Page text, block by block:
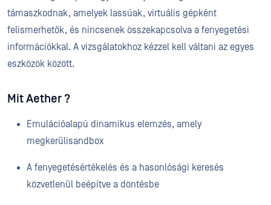
támaszkodnak, amelyek lassúak, virtuális gépként
felismerhetők, és nincsenek összekapcsolva a fenyegetési
információkkal. A vizsgálatokhoz kézzel kell váltani az egyes
eszközök között.
Mit Aether ?
Emulációalapú dinamikus elemzés, amely
megkerülisandbox
A fenyegetésértékelés és a hasonlósági keresés
közvetlenül beépítve a döntésbe